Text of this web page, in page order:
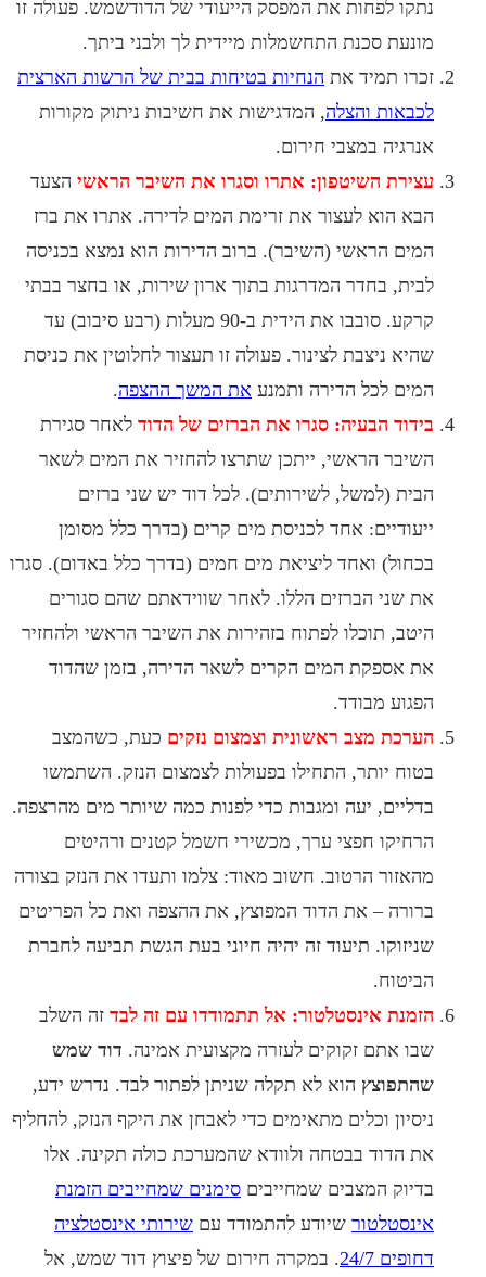
לפחות את המפסק הייעודי של הדודשמש. פעולה זו
סכנת התחשמלות מיידית לך ולבני ביתך.
תמיד אתהנחיות בטיחות בבית של הרשות הארצית
והצלה, המדגישות את חשיבות ניתוק מקורות
במצבי חירום.
השיטפון: אתרו וסגרו את השיבר הראשיהצעד
הוא לעצור את זרימת המים לדירה. אתרו את ברז
הראשי (השיבר). ברוב הדירות הוא נמצא בכניסה
בחדר המדרגות בתוך ארון שירות, או בחצר בבתי
קרקע. סובבו את הידית ב-90 מעלות (רבע סיבוב) עד
ניצבת לצינור. פעולה זו תעצור לחלוטין את כניסת
לכל הדירה ותמנעאת המשך ההצפה.
הבעיה: סגרו את הברזים של הדודלאחר סגירת
הראשי, ייתכן שתרצו להחזיר את המים לשאר
(למשל, לשירותים). לכל דוד יש שני ברזים
אחד לכניסת מים קרים (בדרך כלל מסומן
ואחד ליציאת מים חמים (בדרך כלל באדום). סגרו
שני הברזים הללו. לאחר שווידאתם שהם סגורים
תוכלו לפתוח בזהירות את השיבר הראשי ולהחזיר
אספקת המים הקרים לשאר הדירה, בזמן שהדוד
מבודד.
מצב ראשונית וצמצום נזקיםכעת, כשהמצב
יותר, התחילו בפעולות לצמצום הנזק. השתמשו
יעה ומגבות כדי לפנות כמה שיותר מים מהרצפה.
חפצי ערך, מכשירי חשמל קטנים ורהיטים
הרטוב. חשוב מאוד: צלמו ותעדו את הנזק בצורה
– את הדוד המפוצץ, את ההצפה ואת כל הפריטים
תיעוד זה יהיה חיוני בעת הגשת תביעה לחברת
אינסטלטור: אל תתמודדו עם זה לבדזה השלב
אתם זקוקים לעזרה מקצועית אמינה. דוד שמש
הוא לא תקלה שניתן לפתור לבד. נדרש ידע,
וכלים מתאימים כדי לאבחן את היקף הנזק, להחליף
הדוד בבטחה ולוודא שהמערכת כולה תקינה. אלו
המצבים שמחייביםסימנים שמחייבים הזמנת
שיודע להתמודד עםשירותי אינסטלציה
.במקרה חירום של פיצוץ דוד שמש, אל